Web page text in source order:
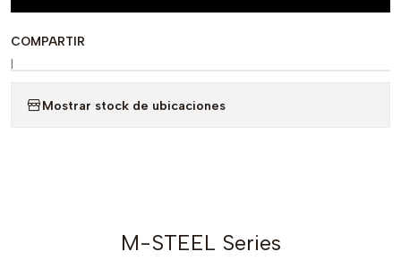
COMPARTIR
|
Mostrar stock de ubicaciones
M-STEEL Series